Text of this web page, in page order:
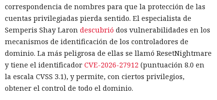
correspondencia de nombres para que la protección de las
cuentas privilegiadas pierda sentido. El especialista de
Semperis Shay Laron descubrió dos vulnerabilidades en los
mecanismos de identificación de los controladores de
dominio. La más peligrosa de ellas se llamó ResetNightmare
y tiene el identificador CVE-2026-27912 (puntuación 8.0 en
la escala CVSS 3.1), y permite, con ciertos privilegios,
obtener el control de todo el dominio.